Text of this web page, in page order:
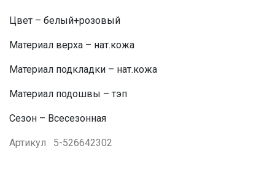
Цвет – белый+розовый
Материал верха – нат.кожа
Материал подкладки – нат.кожа
Материал подошвы – тэп
Сезон – Всесезонная
Артикул 5-526642302